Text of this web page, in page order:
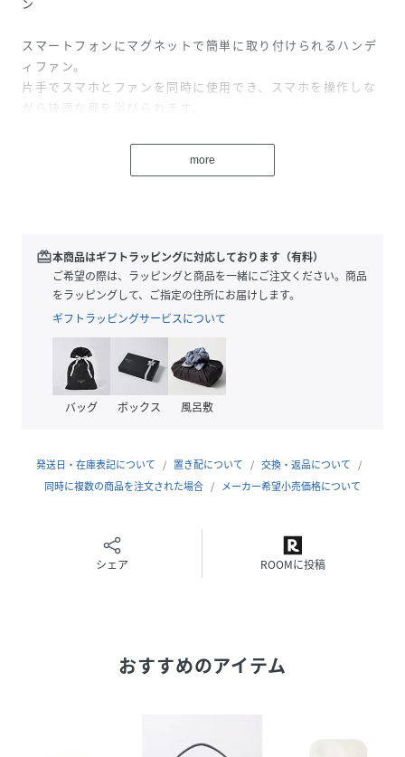
スマートフォンにマグネットで簡単に取り付けられるハンデ
ィファン。
片手でスマホとファンを同時に使用でき、スマホを操作しな
がら快適な風を浴びられます。
マグネット非対応のスマホでも付属のテープ付きメタルリン
フレキシブルアームで風向きも自由に調整できます。
さらに、スタンド付きでスマホを立て掛けて使ったり、落下
防止のスマホリングとして活用したりと様々な使い方ができ
フロントガードを取り外してブレードの掃除もでき、使い勝
手の良さが際立つ画期的なハンディファンです。
型番IF-MG25
材質ABS/シリコン/PP/アルミ合金
付属品充電用USBケーブル、メタルリング、取扱説明書
more
redeem本商品はギフトラッピングに対応しております（有料）
ご希望の際は、ラッピングと商品を一緒にご注文ください。商品
をラッピングして、ご指定の住所にお届けします。
ギフトラッピングサービスについて
バッグ ボックス 風呂敷
発送日・在庫表記について 置き配について
交換・返品について
同時に複数の商品を注文された場合
メーカー希望小売価格について
シェア ROOMに投稿
おすすめのアイテム